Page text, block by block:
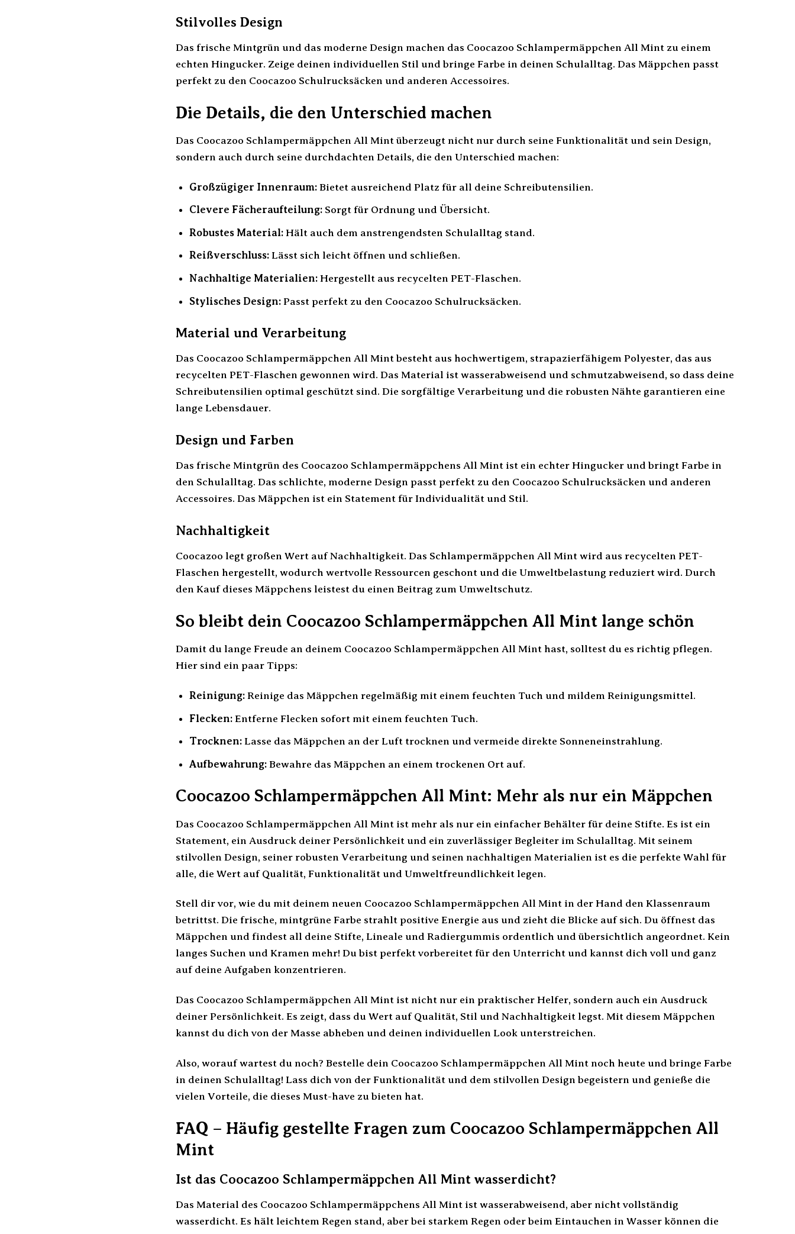
Stilvolles Design
Das frische Mintgrün und das moderne Design machen das Coocazoo Schlampermäppchen All Mint zu einem
echten Hingucker. Zeige deinen individuellen Stil und bringe Farbe in deinen Schulalltag. Das Mäppchen passt
perfekt zu den Coocazoo Schulrucksäcken und anderen Accessoires.
Die Details, die den Unterschied machen
Das Coocazoo Schlampermäppchen All Mint überzeugt nicht nur durch seine Funktionalität und sein Design,
sondern auch durch seine durchdachten Details, die den Unterschied machen:
Großzügiger Innenraum:Bietet ausreichend Platz für all deine Schreibutensilien.
Clevere Fächeraufteilung:Sorgt für Ordnung und Übersicht.
Robustes Material:Hält auch dem anstrengendsten Schulalltag stand.
Reißverschluss:Lässt sich leicht öffnen und schließen.
Nachhaltige Materialien:Hergestellt aus recycelten PET-Flaschen.
Stylisches Design:Passt perfekt zu den Coocazoo Schulrucksäcken.
Material und Verarbeitung
Das Coocazoo Schlampermäppchen All Mint besteht aus hochwertigem, strapazierfähigem Polyester, das aus
recycelten PET-Flaschen gewonnen wird. Das Material ist wasserabweisend und schmutzabweisend, so dass deine
Schreibutensilien optimal geschützt sind. Die sorgfältige Verarbeitung und die robusten Nähte garantieren eine
lange Lebensdauer.
Design und Farben
Das frische Mintgrün des Coocazoo Schlampermäppchens All Mint ist ein echter Hingucker und bringt Farbe in
den Schulalltag. Das schlichte, moderne Design passt perfekt zu den Coocazoo Schulrucksäcken und anderen
Accessoires. Das Mäppchen ist ein Statement für Individualität und Stil.
Nachhaltigkeit
Coocazoo legt großen Wert auf Nachhaltigkeit. Das Schlampermäppchen All Mint wird aus recycelten PET-
Flaschen hergestellt, wodurch wertvolle Ressourcen geschont und die Umweltbelastung reduziert wird. Durch
den Kauf dieses Mäppchens leistest du einen Beitrag zum Umweltschutz.
So bleibt dein Coocazoo Schlampermäppchen All Mint lange schön
Damit du lange Freude an deinem Coocazoo Schlampermäppchen All Mint hast, solltest du es richtig pflegen.
Hier sind ein paar Tipps:
Reinigung:Reinige das Mäppchen regelmäßig mit einem feuchten Tuch und mildem Reinigungsmittel.
Flecken:Entferne Flecken sofort mit einem feuchten Tuch.
Trocknen:Lasse das Mäppchen an der Luft trocknen und vermeide direkte Sonneneinstrahlung.
Aufbewahrung:Bewahre das Mäppchen an einem trockenen Ort auf.
Coocazoo Schlampermäppchen All Mint: Mehr als nur ein Mäppchen
Das Coocazoo Schlampermäppchen All Mint ist mehr als nur ein einfacher Behälter für deine Stifte. Es ist ein
Statement, ein Ausdruck deiner Persönlichkeit und ein zuverlässiger Begleiter im Schulalltag. Mit seinem
stilvollen Design, seiner robusten Verarbeitung und seinen nachhaltigen Materialien ist es die perfekte Wahl für
alle, die Wert auf Qualität, Funktionalität und Umweltfreundlichkeit legen.
Stell dir vor, wie du mit deinem neuen Coocazoo Schlampermäppchen All Mint in der Hand den Klassenraum
betrittst. Die frische, mintgrüne Farbe strahlt positive Energie aus und zieht die Blicke auf sich. Du öffnest das
Mäppchen und findest all deine Stifte, Lineale und Radiergummis ordentlich und übersichtlich angeordnet. Kein
langes Suchen und Kramen mehr! Du bist perfekt vorbereitet für den Unterricht und kannst dich voll und ganz
auf deine Aufgaben konzentrieren.
Das Coocazoo Schlampermäppchen All Mint ist nicht nur ein praktischer Helfer, sondern auch ein Ausdruck
deiner Persönlichkeit. Es zeigt, dass du Wert auf Qualität, Stil und Nachhaltigkeit legst. Mit diesem Mäppchen
kannst du dich von der Masse abheben und deinen individuellen Look unterstreichen.
Also, worauf wartest du noch? Bestelle dein Coocazoo Schlampermäppchen All Mint noch heute und bringe Farbe
in deinen Schulalltag! Lass dich von der Funktionalität und dem stilvollen Design begeistern und genieße die
vielen Vorteile, die dieses Must-have zu bieten hat.
FAQ – Häufig gestellte Fragen zum Coocazoo Schlampermäppchen All
Mint
Ist das Coocazoo Schlampermäppchen All Mint wasserdicht?
Das Material des Coocazoo Schlampermäppchens All Mint ist wasserabweisend, aber nicht vollständig
wasserdicht. Es hält leichtem Regen stand, aber bei starkem Regen oder beim Eintauchen in Wasser können die